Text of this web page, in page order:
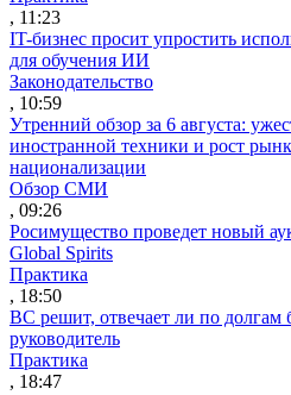
, 11:23
IT-бизнес просит упростить
для обучения ИИ
Законодательство
, 10:59
Утренний обзор за 6 августа:
иностранной техники и рост
национализации
Обзор СМИ
, 09:26
Росимущество проведет новый
Global Spirits
Практика
, 18:50
ВС решит, отвечает ли по
руководитель
Практика
, 18:47